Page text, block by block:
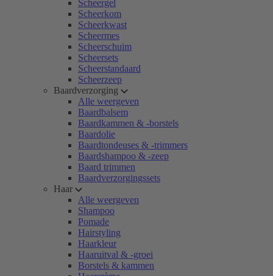
Scheergel
Scheerkom
Scheerkwast
Scheermes
Scheerschuim
Scheersets
Scheerstandaard
Scheerzeep
Baardverzorging
Alle weergeven
Baardbalsem
Baardkammen & -borstels
Baardolie
Baardtondeuses & -trimmers
Baardshampoo & -zeep
Baard trimmen
Baardverzorgingssets
Haar
Alle weergeven
Shampoo
Pomade
Hairstyling
Haarkleur
Haaruitval & -groei
Borstels & kammen